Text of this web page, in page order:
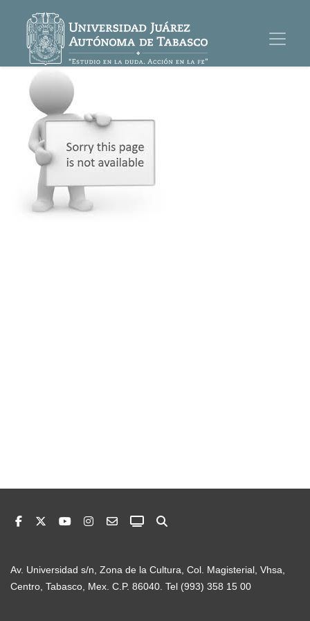
Av. Universidad s/n, Zona de la Cultura, Col. Magisterial, Vhsa,
Centro, Tabasco, Mex. C.P. 86040. Tel (993) 358 15 00